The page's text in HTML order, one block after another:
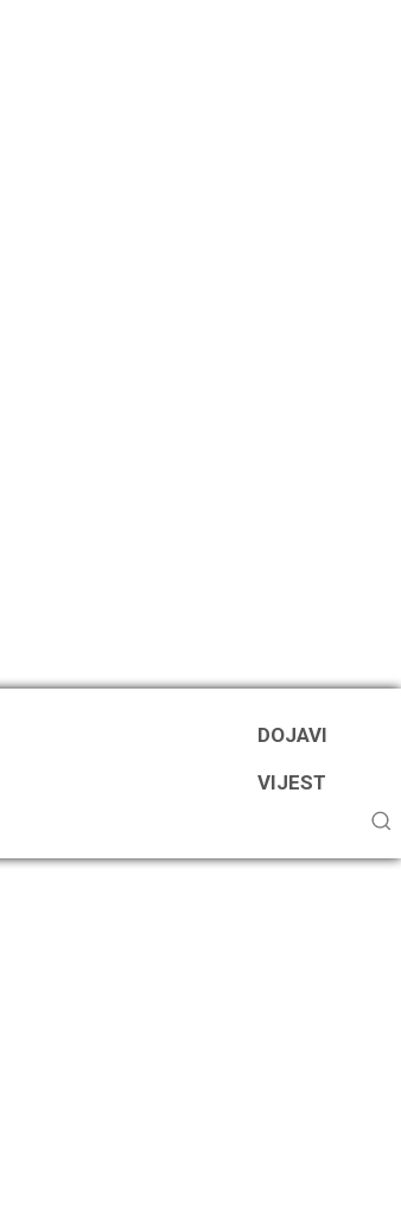
DOJAVI
VIJEST